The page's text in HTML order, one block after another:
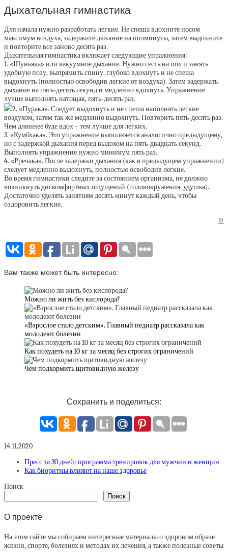
Дыхательная гимнастика
Для начала нужно разработать легкие. Не спеша вдохните носом
максимум воздуха, задержите дыхание на полминуты, затем выдохните
и повторите все заново десять раз.
Дыхательная гимнастика включает следующие упражнения:
1. «Шуньяка» или вакуумное дыхание. Нужно сесть на пол и занять
удобную позу, выпрямить спину, глубоко вдохнуть и не спеша
выдохнуть (полностью освободив легкие от воздуха). Затем задержать
дыхание на пять-десять секунд и медленно вдохнуть. Упражнение
лучше выполнять натощак, пять-десять раз.
2. «Пурака». Следует выдохнуть и не спеша наполнять легкие
воздухом, затем так же медленно выдохнуть. Повторить пять-десять раз.
Чем длиннее буде вдох – тем лучше для легких.
3. «Кумбхака». Это упражнение выполняется аналогично предыдущему,
но с задержкой дыхания перед выдохом на пять-двадцать секунд.
Выполнять упражнение нужно минимум пять раз.
4. «Рречака». После задержки дыхания (как в предыдущем упражнении)
следует медленно выдохнуть, полностью освободив легкие.
Во время гимнастики следите за состоянием организма, не должно
возникнуть дискомфортных ощущений (головокружения, удушья).
Достаточно уделять занятиям десять минут каждый день, чтобы
оздоровить легкие.
©
Вам также может быть интересно:
Можно ли жить без кислорода?
«Взрослое стало детским». Главный педиатр рассказала как
молодеют болезни
Как похудеть на 10 кг за месяц без строгих ограничений
Чем подкормить щитовидную железу
Сохранить и поделиться:
14.11.2020
Пресс за 30 дней: программа тренировок для мужчин и женщин
Как биоритмы влияют на наше здоровье
Поиск
Поиск
О проекте
На этом сайте мы собираем интересные материалы о здоровом образе
жизни, спорте, болезнях и методах их лечения, а также полезные советы